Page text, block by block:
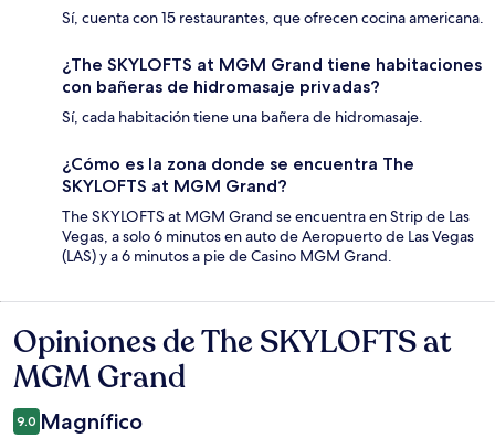
Sí, cuenta con 15 restaurantes, que ofrecen cocina americana.
¿The SKYLOFTS at MGM Grand tiene habitaciones
con bañeras de hidromasaje privadas?
Sí, cada habitación tiene una bañera de hidromasaje.
¿Cómo es la zona donde se encuentra The
SKYLOFTS at MGM Grand?
The SKYLOFTS at MGM Grand se encuentra en Strip de Las
Vegas, a solo 6 minutos en auto de Aeropuerto de Las Vegas
(LAS) y a 6 minutos a pie de Casino MGM Grand.
Opiniones
Opiniones de The SKYLOFTS at
MGM Grand
9.0 Magnífico